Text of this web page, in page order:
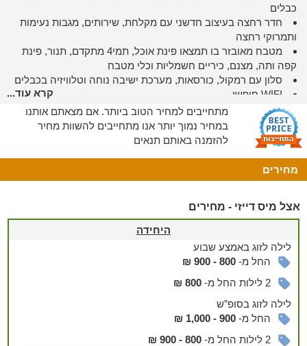
כבלים
חדר רחצה בעיצוב חדשני עם מקלחת, שירותים, מגבות נעימות
ותמרוקי רחצה
מטבח מאובזר בו תמצאו פינת אוכל, תמי4 מתקדם, תנור, פינת
קפה ותה, מצנם, כיריים חשמליות וכלי מטבח
סלון עם רמקול, כורסאות, מערכת ישיבה נוחה וטלוויזיה בכבלים
WIFIחופשי
מתחם החוץ
מתחם החוץ של המקום מושקע ומטופח וכולל 2 חצרות
עצים וצמחייה ירוקה ופורחת.
לשומרי מסורת
ב"אצל מיס דייזי" תמצאו מיחם, פלטת שבת, ובית כנסת במרחק
הליכה קצרצר.
הסביבה
קרא עוד...
מתחייבים למחיר הטוב ביותר. אם מצאתם אותנו
במחיר נמוך יותר אנו מתחייבים להשוות מחיר
להזמנה באותם תנאים
מחירים
אצל מיס דייזי - מחירים
היחידה
לילהלזוג באמצע שבוע
החל מ-800 - 900 ₪
2 לילות החל מ-
800 ₪
לילהלזוג בסופ”ש
החל מ-900 - 1,000 ₪
2 לילות החל מ-
800 - 900 ₪